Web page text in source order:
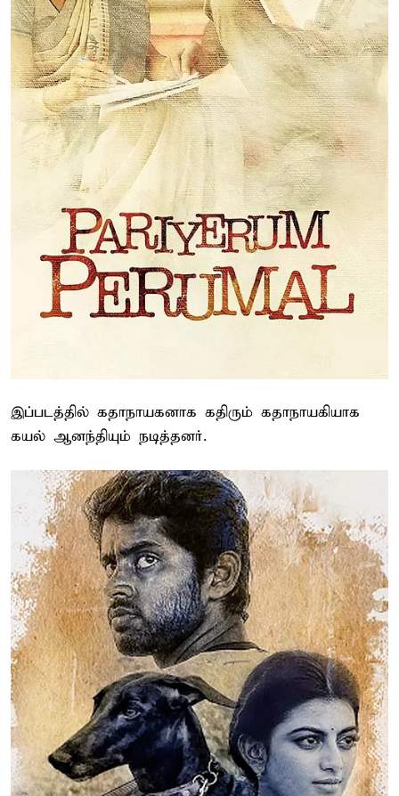
இப்படத்தில் கதாநாயகனாக கதிரும் கதாநாயகியாக
கயல் ஆனந்தியும் நடித்தனர்.